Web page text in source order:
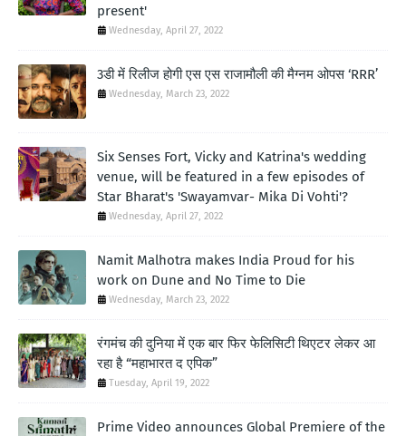
present'
Wednesday, April 27, 2022
3डी में रिलीज होगी एस एस राजामौली की मैग्नम ओपस ‘RRR’
Wednesday, March 23, 2022
Six Senses Fort, Vicky and Katrina's wedding
venue, will be featured in a few episodes of
Star Bharat's 'Swayamvar- Mika Di Vohti'?
Wednesday, April 27, 2022
Namit Malhotra makes India Proud for his
work on Dune and No Time to Die
Wednesday, March 23, 2022
रंगमंच की दुनिया में एक बार फिर फेलिसिटी थिएटर लेकर आ
रहा है “महाभारत द एपिक”
Tuesday, April 19, 2022
Prime Video announces Global Premiere of the